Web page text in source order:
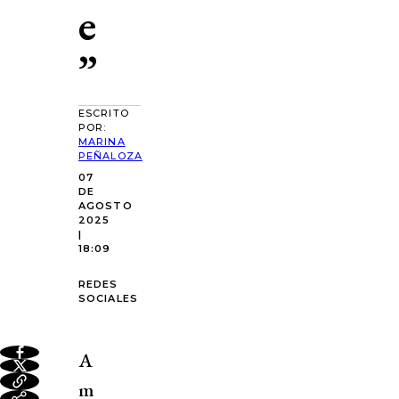
e
”
ESCRITO
POR:
MARINA
PEÑALOZA
07
DE
AGOSTO
2025
|
18:09
REDES
SOCIALES
A
m